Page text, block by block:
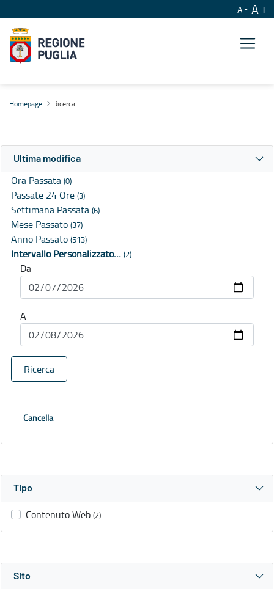
A A
Homepage Ricerca
Ultima modifica
Ora Passata (0)
Passate 24 Ore (3)
Settimana Passata (6)
Mese Passato (37)
Anno Passato (513)
Intervallo Personalizzato… (2)
Da
A
Ricerca
Cancella
Tipo
Contenuto Web (2)
Sito